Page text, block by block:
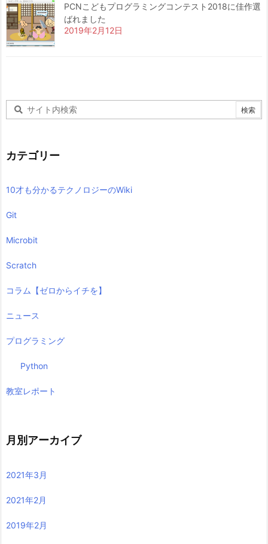
PCNこどもプログラミングコンテスト2018に佳作選
ばれました
2019年2月12日
カテゴリー
10才も分かるテクノロジーのWiki
Git
Microbit
Scratch
コラム【ゼロからイチを】
ニュース
プログラミング
Python
教室レポート
月別アーカイブ
2021年3月
2021年2月
2019年2月